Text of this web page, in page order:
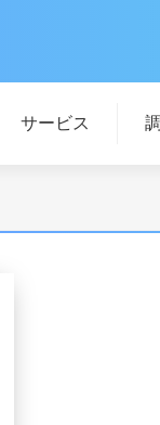
サービス